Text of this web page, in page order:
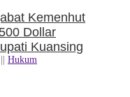
Kemenhut
Dollar
Kuansing
Hukum